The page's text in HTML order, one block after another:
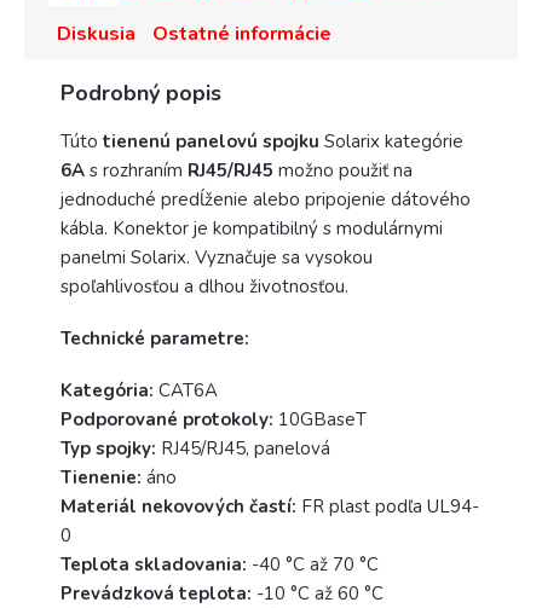
Diskusia
Ostatné informácie
Podrobný popis
Túto tienenú panelovú spojku Solarix kategórie
6A s rozhraním RJ45/RJ45 možno použiť na
jednoduché predĺženie alebo pripojenie dátového
kábla. Konektor je kompatibilný s modulárnymi
panelmi Solarix. Vyznačuje sa vysokou
spoľahlivosťou a dlhou životnosťou.
Technické parametre:
Kategória: CAT6A
Podporované protokoly: 10GBaseT
Typ spojky: RJ45/RJ45, panelová
Tienenie: áno
Materiál nekovových častí: FR plast podľa UL94-
0
Teplota skladovania: -40 °C až 70 °C
Prevádzková teplota: -10 °C až 60 °C